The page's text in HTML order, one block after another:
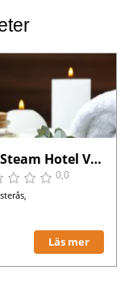
The Steam Hotel Västerås
0,0
Läs mer